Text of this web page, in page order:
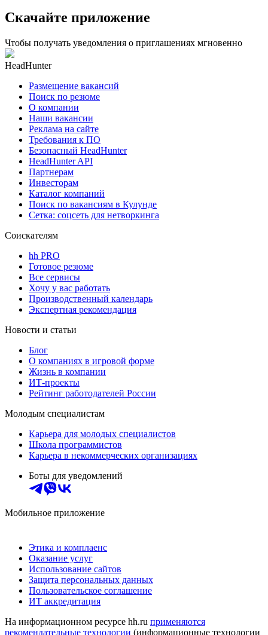
Скачайте приложение
Чтобы получать уведомления о приглашениях мгновенно
HeadHunter
Размещение вакансий
Поиск по резюме
О компании
Наши вакансии
Реклама на сайте
Требования к ПО
Безопасный HeadHunter
HeadHunter API
Партнерам
Инвесторам
Каталог компаний
Поиск по вакансиям в Кулунде
Сетка: соцсеть для нетворкинга
Соискателям
hh PRO
Готовое резюме
Все сервисы
Хочу у вас работать
Производственный календарь
Экспертная рекомендация
Новости и статьи
Блог
О компаниях в игровой форме
Жизнь в компании
ИТ-проекты
Рейтинг работодателей России
Молодым специалистам
Карьера для молодых специалистов
Школа программистов
Карьера в некоммерческих организациях
Боты для уведомлений
Мобильное приложение
Этика и комплаенс
Оказание услуг
Использование сайтов
Защита персональных данных
Пользовательское соглашение
ИТ аккредитация
На информационном ресурсе hh.ru применяются
рекомендательные технологии (информационные технологии